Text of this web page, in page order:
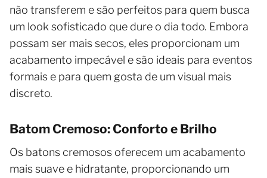
não transferem e são perfeitos para quem busca
um look sofisticado que dure o dia todo. Embora
possam ser mais secos, eles proporcionam um
acabamento impecável e são ideais para eventos
formais e para quem gosta de um visual mais
discreto.
Batom Cremoso: Conforto e Brilho
Os batons cremosos oferecem um acabamento
mais suave e hidratante, proporcionando um